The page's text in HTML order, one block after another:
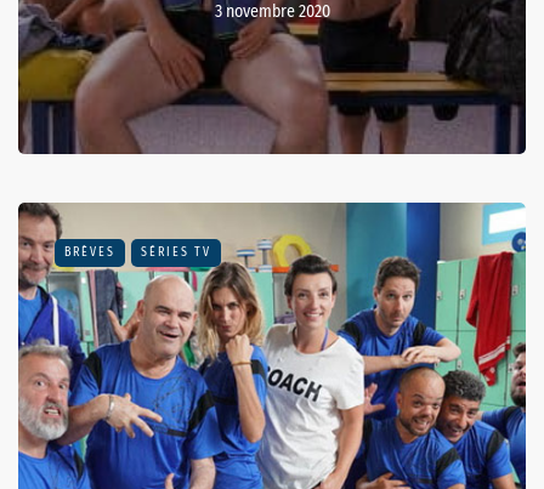
3 novembre 2020
BRÈVES SÉRIES TV